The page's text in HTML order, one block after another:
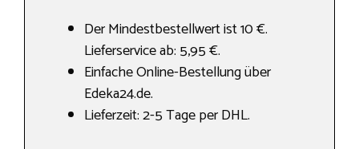
Der Mindestbestellwert ist 10 €.
Lieferservice ab: 5,95 €.
Einfache Online-Bestellung über
Edeka24.de.
Lieferzeit: 2-5 Tage per DHL.